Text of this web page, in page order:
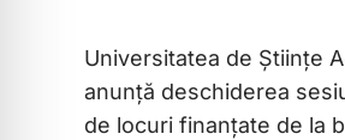
Universitatea de Științe
anunță deschiderea
de locuri finanțate de la